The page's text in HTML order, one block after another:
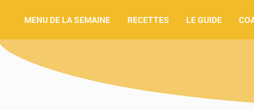
MENU DE LA SEMAINE RECETTES LE GUIDE